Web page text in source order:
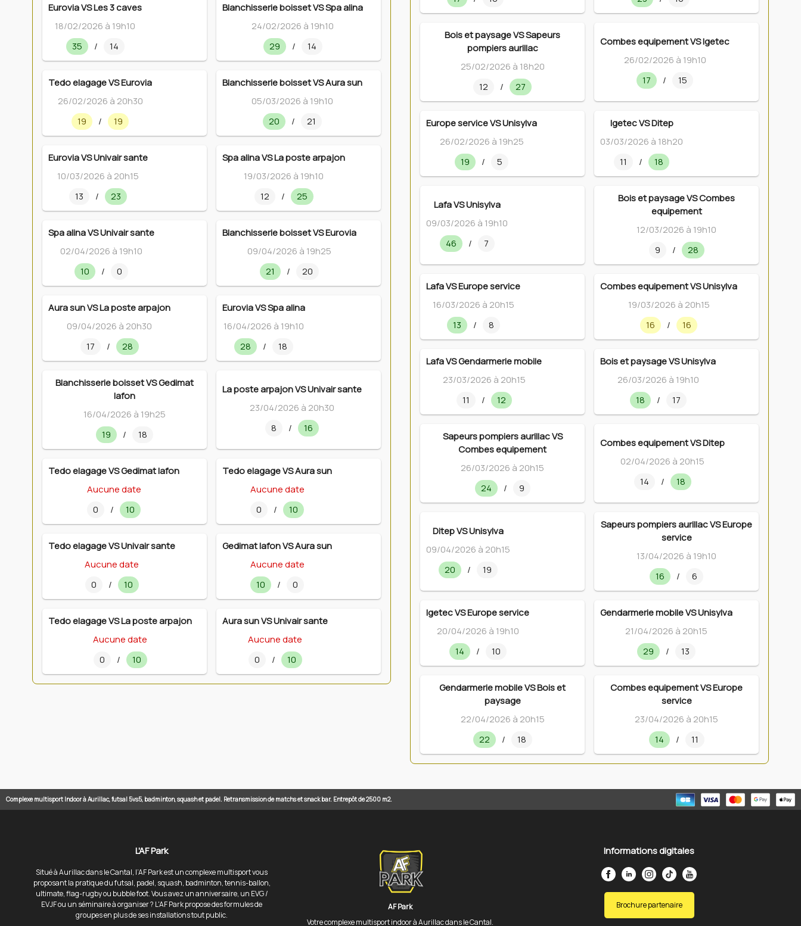
Eurovia VS Les 3 caves
18/02/2026 à 19h10
35
/ 14
Blanchisserie boisset VS Spa alina
24/02/2026 à 19h10
29
/ 14
Tedo elagage VS Eurovia
26/02/2026 à 20h30
19
/ 19
Blanchisserie boisset VS Aura sun
05/03/2026 à 19h10
20
/ 21
Eurovia VS Univair sante
10/03/2026 à 20h15
13
/ 23
Spa alina VS La poste arpajon
19/03/2026 à 19h10
12
/ 25
Spa alina VS Univair sante
02/04/2026 à 19h10
10
/ 0
Blanchisserie boisset VS Eurovia
09/04/2026 à 19h25
21
/ 20
Aura sun VS La poste arpajon
09/04/2026 à 20h30
17
/ 28
Eurovia VS Spa alina
16/04/2026 à 19h10
28
/ 18
Blanchisserie boisset VS Gedimat
lafon
16/04/2026 à 19h25
19
/ 18
La poste arpajon VS Univair sante
23/04/2026 à 20h30
8
/ 16
Tedo elagage VS Gedimat lafon
Aucune date
0
/ 10
Tedo elagage VS Aura sun
Aucune date
0
/ 10
Tedo elagage VS Univair sante
Aucune date
0
/ 10
Gedimat lafon VS Aura sun
Aucune date
10
/ 0
Tedo elagage VS La poste arpajon
Aucune date
0
/ 10
Aura sun VS Univair sante
Aucune date
0
/ 10
Bois et paysage VS Sapeurs
pompiers aurillac
25/02/2026 à 18h20
12
/ 27
Combes equipement VS Igetec
26/02/2026 à 19h10
17
/ 15
Europe service VS Unisylva
26/02/2026 à 19h25
19
/ 5
Igetec VS Ditep
03/03/2026 à 18h20
11
/ 18
Lafa VS Unisylva
09/03/2026 à 19h10
46
/ 7
Bois et paysage VS Combes
equipement
12/03/2026 à 19h10
9
/ 28
Lafa VS Europe service
16/03/2026 à 20h15
13
/ 8
Combes equipement VS Unisylva
19/03/2026 à 20h15
16
/ 16
Lafa VS Gendarmerie mobile
23/03/2026 à 20h15
11
/ 12
Bois et paysage VS Unisylva
26/03/2026 à 19h10
18
/ 17
Sapeurs pompiers aurillac VS
Combes equipement
26/03/2026 à 20h15
24
/ 9
Combes equipement VS Ditep
02/04/2026 à 20h15
14
/ 18
Ditep VS Unisylva
09/04/2026 à 20h15
20
/ 19
Sapeurs pompiers aurillac VS Europe
service
13/04/2026 à 19h10
16
/ 6
Igetec VS Europe service
20/04/2026 à 19h10
14
/ 10
Gendarmerie mobile VS Unisylva
21/04/2026 à 20h15
29
/ 13
Gendarmerie mobile VS Bois et
paysage
22/04/2026 à 20h15
22
/ 18
Combes equipement VS Europe
service
23/04/2026 à 20h15
14
/ 11
Complexe multisport Indoor à Aurillac, futsal 5vs5, badminton, squash et padel. Retransmission de matchs et snack bar. Entrepôt de 2500 m2.
L'AF Park
Situé à Aurillac dans le Cantal, l’AF Park est un complexe multisport vous
proposant la pratique du futsal, padel, squash, badminton, tennis-ballon,
ultimate, flag-rugby ou bubble foot. Vous avez un anniversaire, un EVG /
EVJF ou un séminaire à organiser ? L'AF Park propose des formules de
groupes en plus de ses installations tout public.
AF Park
Votre complexe multisport indoor à Aurillac dans le Cantal.
Informations digitales
Brochure partenaire